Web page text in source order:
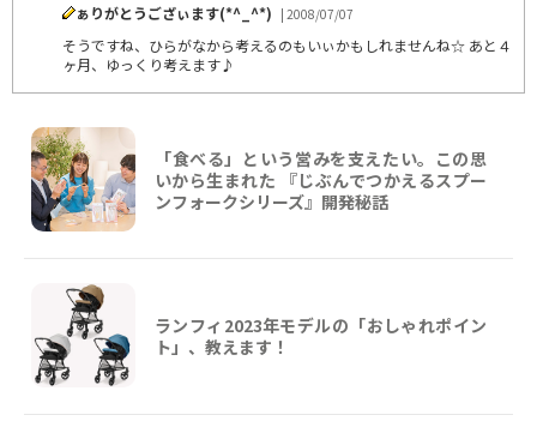
ぁりがとうござぃます(*^_^*) | 2008/07/07
そうですね、ひらがなから考えるのもいぃかもしれませんね☆ あと４
ヶ月、ゆっくり考えます♪
「食べる」という営みを支えたい。この思
いから生まれた 『じぶんでつかえるスプー
ンフォークシリーズ』開発秘話
ランフィ2023年モデルの「おしゃれポイン
ト」、教えます！